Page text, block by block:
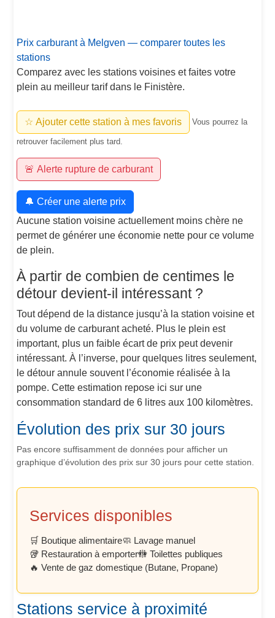
Prix carburant à Melgven — comparer toutes les
stations
Comparez avec les stations voisines et faites votre
plein au meilleur tarif dans le Finistère.
☆ Ajouter cette station à mes favoris Vous pourrez la
retrouver facilement plus tard.
🚨 Alerte rupture de carburant
🔔 Créer une alerte prix
Aucune station voisine actuellement moins chère ne
permet de générer une économie nette pour ce volume
de plein.
À partir de combien de centimes le
détour devient-il intéressant ?
Tout dépend de la distance jusqu’à la station voisine et
du volume de carburant acheté. Plus le plein est
important, plus un faible écart de prix peut devenir
intéressant. À l’inverse, pour quelques litres seulement,
le détour annule souvent l’économie réalisée à la
pompe. Cette estimation repose ici sur une
consommation standard de 6 litres aux 100 kilomètres.
Évolution des prix sur 30 jours
Pas encore suffisamment de données pour afficher un
graphique d’évolution des prix sur 30 jours pour cette station.
Services disponibles
🛒 Boutique alimentaire🧼 Lavage manuel
🥡 Restauration à emporter🚻 Toilettes publiques
🔥 Vente de gaz domestique (Butane, Propane)
Stations service à proximité